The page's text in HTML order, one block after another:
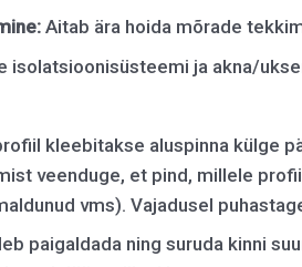
Aitab ära hoida mõrade
isolatsioonisüsteemi ja akna/
kleebitakse aluspinna külge
veenduge, et pind, millele
vms). Vajadusel
paigaldada ning suruda kinni